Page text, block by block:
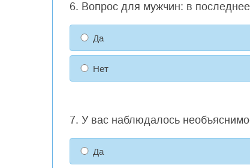
6. Вопрос для мужчин: в
Да
Нет
7. У вас наблюдалось
Да